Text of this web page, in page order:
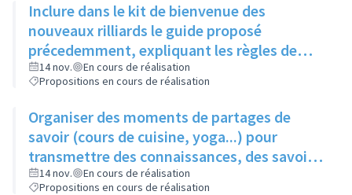
Inclure dans le kit de bienvenue des
nouveaux rilliards le guide proposé
précedemment, expliquant les règles de
bonne conduite
14 nov.
En cours de réalisation
Propositions en cours de réalisation
Organiser des moments de partages de
savoir (cours de cuisine, yoga...) pour
transmettre des connaissances, des savoir-
faire, à moindre coût
14 nov.
En cours de réalisation
Propositions en cours de réalisation